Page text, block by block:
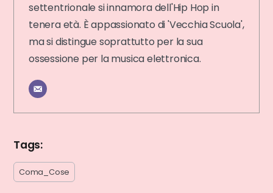
settentrionale si innamora dell'Hip Hop in
tenera età. È appassionato di 'Vecchia Scuola',
ma si distingue soprattutto per la sua
ossessione per la musica elettronica.
Tags:
Coma_Cose